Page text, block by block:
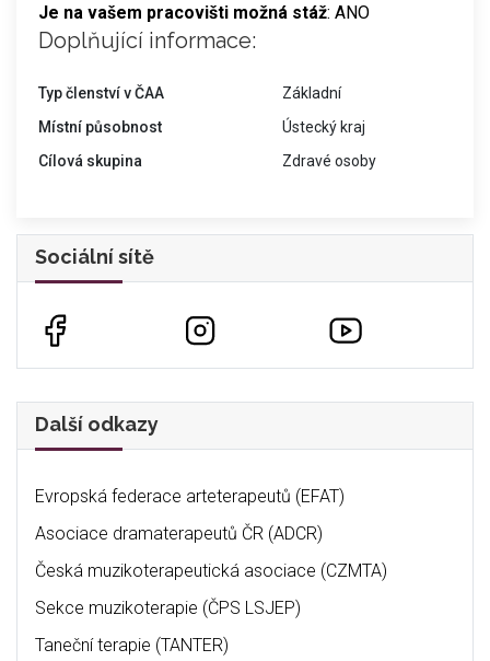
Je na vašem pracovišti možná stáž: ANO
Doplňující informace:
Typ členství v ČAA
Základní
Místní působnost
Ústecký kraj
Cílová skupina
Zdravé osoby
Sociální sítě
Další odkazy
Evropská federace arteterapeutů (EFAT)
Asociace dramaterapeutů ČR (ADCR)
Česká muzikoterapeutická asociace (CZMTA)
Sekce muzikoterapie (ČPS LSJEP)
Taneční terapie (TANTER)